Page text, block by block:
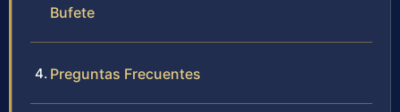
Bufete
Preguntas Frecuentes